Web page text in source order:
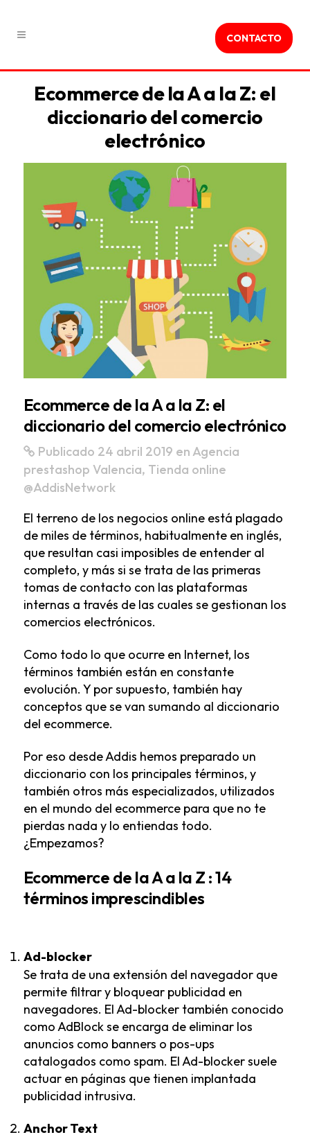
CONTACTO
Ecommerce de la A a la Z: el
diccionario del comercio
electrónico
Ecommerce de la A a la Z: el
diccionario del comercio electrónico
Publicado 24 abril 2019 en Agencia
prestashop Valencia, Tienda online
@AddisNetwork
El terreno de los negocios online está plagado
de miles de términos, habitualmente en inglés,
que resultan casi imposibles de entender al
completo, y más si se trata de las primeras
tomas de contacto con las plataformas
internas a través de las cuales se gestionan los
comercios electrónicos.
Como todo lo que ocurre en Internet, los
términos también están en constante
evolución. Y por supuesto, también hay
conceptos que se van sumando al diccionario
del ecommerce.
Por eso desdeAddis hemos preparado un
diccionario con los principales términos, y
también otros más especializados, utilizados
en el mundo del ecommerce para que no te
pierdas nada y lo entiendas todo.
¿Empezamos?
Ecommerce de la A a la Z : 14
términos imprescindibles
Ad-blocker
Se trata de una extensión del navegador que
permite filtrar y bloquear publicidad en
navegadores. El Ad-blocker también conocido
como AdBlock se encarga de eliminar los
anuncios como banners o pos-ups
catalogados como spam. El Ad-blocker suele
actuar en páginas que tienen implantada
publicidad intrusiva.
Anchor Text